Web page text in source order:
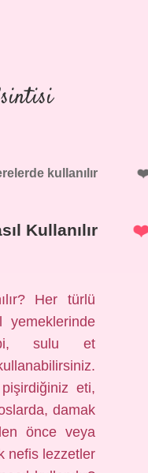
kullanılır
Kullanılır
Her türlü
yemeklerinde
sulu et
eti,
damak
önce veya
nefis lezzetler